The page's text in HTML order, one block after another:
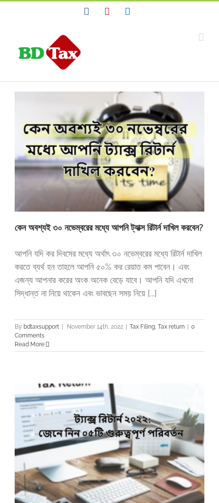
FacebookYouTube
কেন অবশ্যই ৩০ নভেম্বরের মধ্যে আপনি ট্যাক্স রিটার্ন দাখিল করবেন?
আপনি যদি কর দিবসের মধ্যে অর্থাৎ ৩০ নভেম্বরের মধ্যে রিটার্ন দাখিল
করতে ব্যর্থ হন তাহলে আপনি ৫০% কর রেয়াত কম পাবেন। এবং
এজন্য আপনার করের অংক অনেক বেড়ে যাবে। আপনি যদি এখনো
সিদ্ধান্ত না নিয়ে থাকেন এবং ভাবছেন সময় নিয়ে [...]
By bdtaxsupport November 14th, 2022 Tax Filing, Tax return
0
Comments
Read More